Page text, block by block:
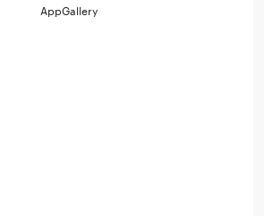
AppGallery